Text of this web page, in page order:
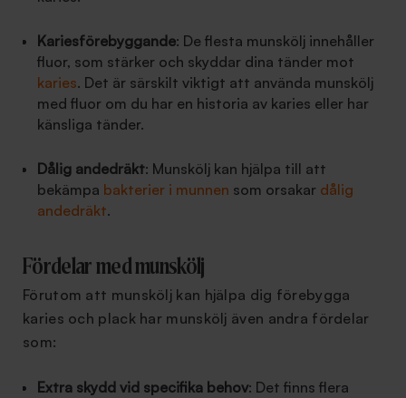
Kariesförebyggande: De flesta munskölj innehåller
fluor, som stärker och skyddar dina tänder mot
karies. Det är särskilt viktigt att använda munskölj
med fluor om du har en historia av karies eller har
känsliga tänder.
Dålig andedräkt: Munskölj kan hjälpa till att
bekämpa bakterier i munnen som orsakar dålig
andedräkt.
Fördelar med munskölj
Förutom att munskölj kan hjälpa dig förebygga
karies och plack har munskölj även andra fördelar
som:
Extra skydd vid specifika behov: Det finns flera